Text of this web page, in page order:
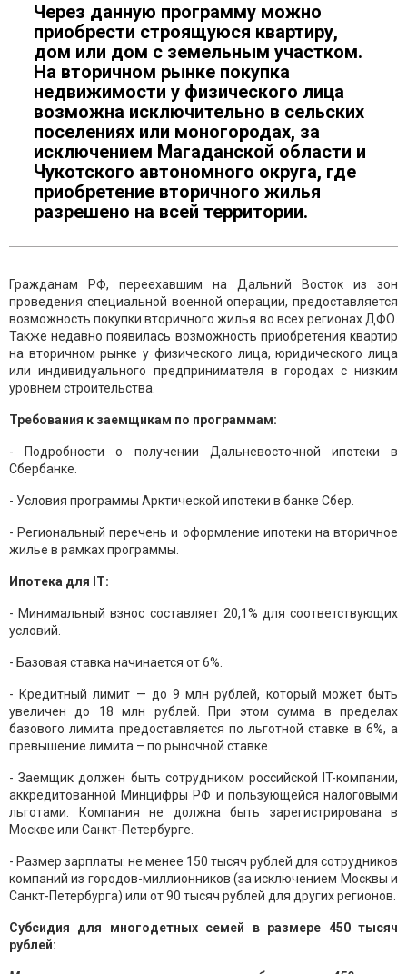
Через данную программу можно
приобрести строящуюся квартиру,
дом или дом с земельным участком.
На вторичном рынке покупка
недвижимости у физического лица
возможна исключительно в сельских
поселениях или моногородах, за
исключением Магаданской области и
Чукотского автономного округа, где
приобретение вторичного жилья
разрешено на всей территории.
Гражданам РФ, переехавшим на Дальний Восток из зон
проведения специальной военной операции, предоставляется
возможность покупки вторичного жилья во всех регионах ДФО.
Также недавно появилась возможность приобретения квартир
на вторичном рынке у физического лица, юридического лица
или индивидуального предпринимателя в городах с низким
уровнем строительства.
Требования к заемщикам по программам:
- Подробности о получении Дальневосточной ипотеки в
Сбербанке.
- Условия программы Арктической ипотеки в банке Сбер.
- Региональный перечень и оформление ипотеки на вторичное
жилье в рамках программы.
Ипотека для IT:
- Минимальный взнос составляет 20,1% для соответствующих
условий.
- Базовая ставка начинается от 6%.
- Кредитный лимит — до 9 млн рублей, который может быть
увеличен до 18 млн рублей. При этом сумма в пределах
базового лимита предоставляется по льготной ставке в 6%, а
превышение лимита – по рыночной ставке.
- Заемщик должен быть сотрудником российской IT-компании,
аккредитованной Минцифры РФ и пользующейся налоговыми
льготами. Компания не должна быть зарегистрирована в
Москве или Санкт-Петербурге.
- Размер зарплаты: не менее 150 тысяч рублей для сотрудников
компаний из городов-миллионников (за исключением Москвы и
Санкт-Петербурга) или от 90 тысяч рублей для других регионов.
Субсидия для многодетных семей в размере 450 тысяч
рублей: